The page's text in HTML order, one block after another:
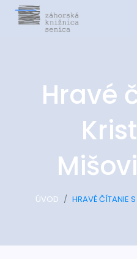
Hravé
ÚVOD HRAVÉ ČÍTANIE